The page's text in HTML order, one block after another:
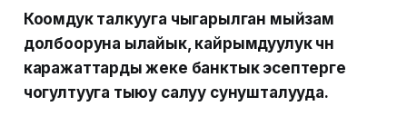
Коомдук талкууга чыгарылган мыйзам
долбооруна ылайык, кайрымдуулук үчүн
каражаттарды жеке банктык эсептерге
чогултууга тыюу салуу сунушталууда.